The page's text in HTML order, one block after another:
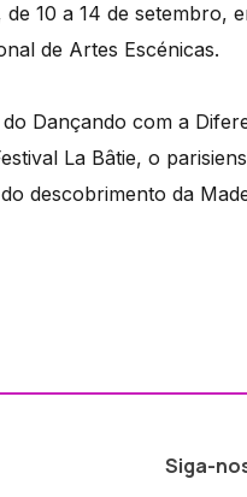
10 a 14 de setembro,
de Artes Escénicas.
Dançando com a
La Bâtie, o
descobrimento da
Siga-